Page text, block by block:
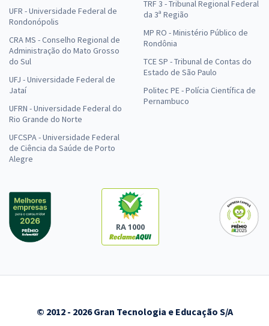
UFR - Universidade Federal de
Rondonópolis
CRA MS - Conselho Regional de
Administração do Mato Grosso
do Sul
UFJ - Universidade Federal de
Jataí
UFRN - Universidade Federal do
Rio Grande do Norte
UFCSPA - Universidade Federal
de Ciência da Saúde de Porto
Alegre
TRF 3 - Tribunal Regional Federal
da 3ª Região
MP RO - Ministério Público de
Rondônia
TCE SP - Tribunal de Contas do
Estado de São Paulo
Politec PE - Polícia Científica de
Pernambuco
RA 1000
© 2012 - 2026 Gran Tecnologia e Educação S/A